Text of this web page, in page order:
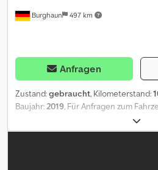
Burghaun 497 km
Anfragen
Zustand:gebraucht, Kilometerstand:
Baujahr:2019, Für Anfragen zum
(unter Tel. gerne. Faun Tadano 70G-4
Betriebsstunden, 1.511
2,0t, 2,3t, 3,5t, Lastdiagramm: siehe
Sitze 2, Standheizung, Radio,